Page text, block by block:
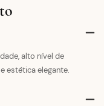
alto nível de
estética elegante.